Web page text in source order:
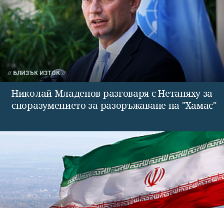
БЛИЗЪК ИЗТОК
Николай Младенов разговаря с Нетаняху за
споразумението за разоръжаване на "Хамас"